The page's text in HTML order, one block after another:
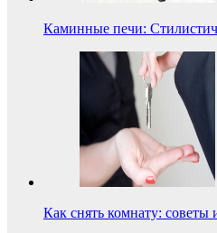
Каминные печи:
Как снять комнату: советы